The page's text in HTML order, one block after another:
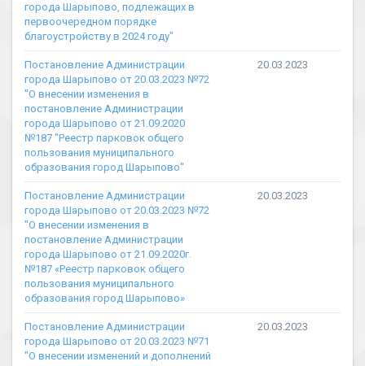
города Шарыпово, подлежащих в
первоочередном порядке
благоустройству в 2024 году"
Постановление Администрации
города Шарыпово от 20.03.2023 №72
"О внесении изменения в
постановление Администрации
города Шарыпово от 21.09.2020
№187 "Реестр парковок общего
пользования муниципального
образования город Шарыпово"
20.03.2023
Постановление Администрации
города Шарыпово от 20.03.2023 №72
"О внесении изменения в
постановление Администрации
города Шарыпово от 21.09.2020г.
№187 «Реестр парковок общего
пользования муниципального
образования город Шарыпово»
20.03.2023
Постановление Администрации
города Шарыпово от 20.03.2023 №71
"О внесении изменений и дополнений
20.03.2023